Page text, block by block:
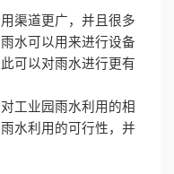
渠道更广，并且很多
水可以用来进行设备
可以对雨水进行更有
工业园雨水利用的相
水利用的可行性，并